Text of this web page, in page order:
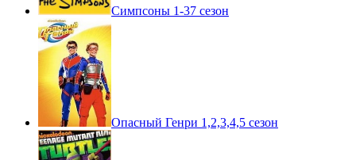
Симпсоны 1-37 сезон
Опасный Генри 1,2,3,4,5 сезон